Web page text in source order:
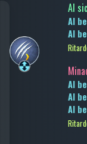
Al
Al
Al
Al
Al
Al